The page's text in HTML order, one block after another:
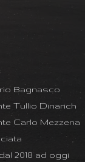
Bagnasco
Tullio Dinarich
Carlo Mezzena
2018 ad oggi